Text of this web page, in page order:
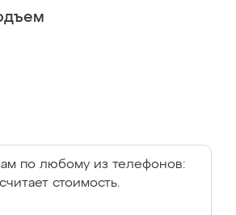
по любому из телефонов:
стоимость.